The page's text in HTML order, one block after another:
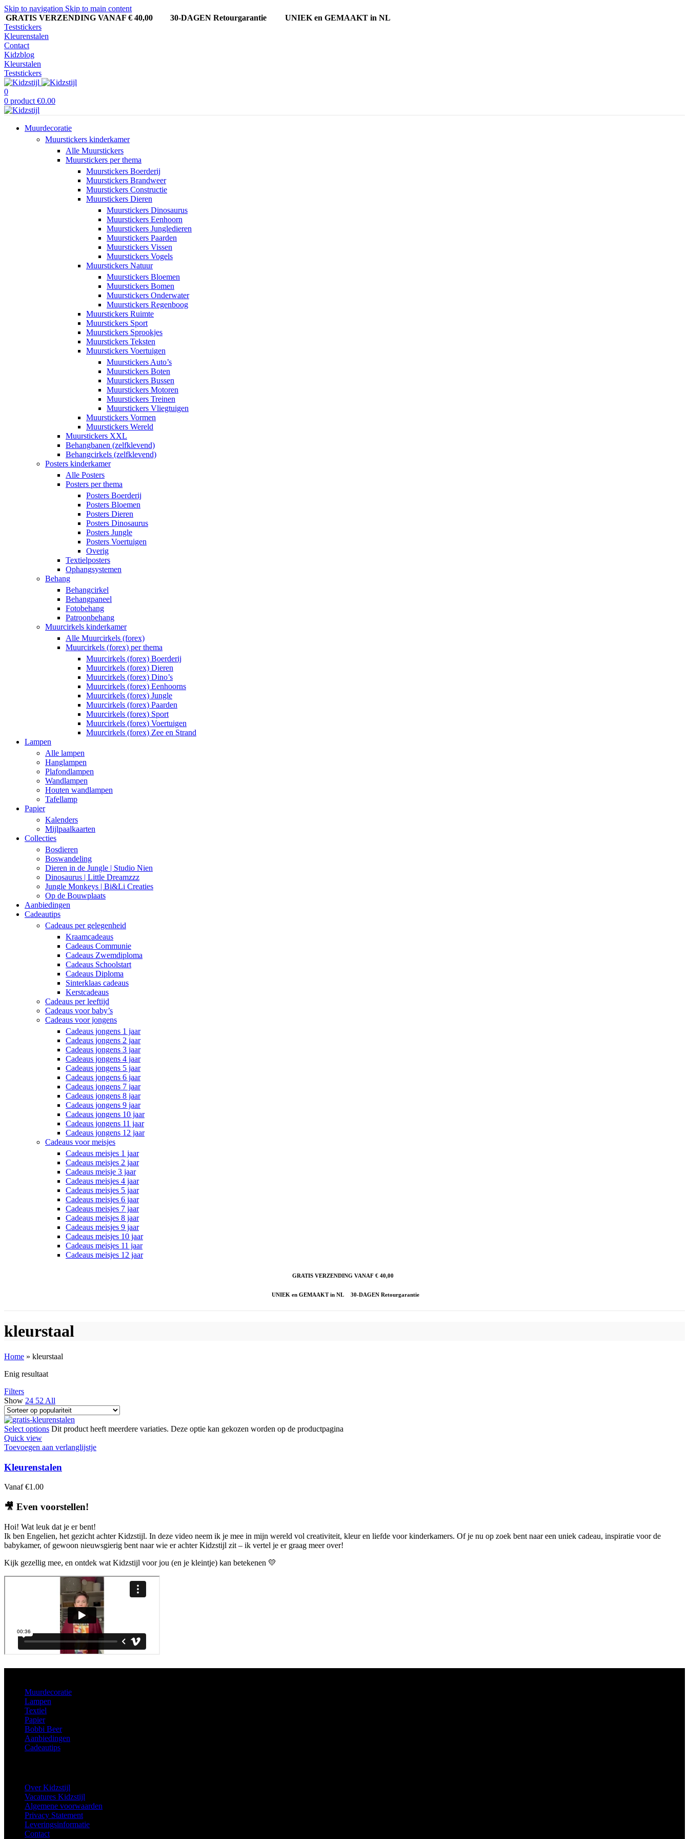
Skip to navigation Skip to main content
GRATIS VERZENDING VANAF € 40,00
30-DAGEN Retourgarantie UNIEK en GEMAAKT in NL
Teststickers
Kleurenstalen
Contact
Kidzblog
Kleurstalen
Teststickers
0
0 product €0.00
Muurdecoratie
Muurstickers kinderkamer
Alle Muurstickers
Muurstickers per thema
Muurstickers Boerderij
Muurstickers Brandweer
Muurstickers Constructie
Muurstickers Dieren
Muurstickers Dinosaurus
Muurstickers Eenhoorn
Muurstickers Jungledieren
Muurstickers Paarden
Muurstickers Vissen
Muurstickers Vogels
Muurstickers Natuur
Muurstickers Bloemen
Muurstickers Bomen
Muurstickers Onderwater
Muurstickers Regenboog
Muurstickers Ruimte
Muurstickers Sport
Muurstickers Sprookjes
Muurstickers Teksten
Muurstickers Voertuigen
Muurstickers Auto’s
Muurstickers Boten
Muurstickers Bussen
Muurstickers Motoren
Muurstickers Treinen
Muurstickers Vliegtuigen
Muurstickers Vormen
Muurstickers Wereld
Muurstickers XXL
Behangbanen (zelfklevend)
Behangcirkels (zelfklevend)
Posters kinderkamer
Alle Posters
Posters per thema
Posters Boerderij
Posters Bloemen
Posters Dieren
Posters Dinosaurus
Posters Jungle
Posters Voertuigen
Overig
Textielposters
Ophangsystemen
Behang
Behangcirkel
Behangpaneel
Fotobehang
Patroonbehang
Muurcirkels kinderkamer
Alle Muurcirkels (forex)
Muurcirkels (forex) per thema
Muurcirkels (forex) Boerderij
Muurcirkels (forex) Dieren
Muurcirkels (forex) Dino’s
Muurcirkels (forex) Eenhoorns
Muurcirkels (forex) Jungle
Muurcirkels (forex) Paarden
Muurcirkels (forex) Sport
Muurcirkels (forex) Voertuigen
Muurcirkels (forex) Zee en Strand
Lampen
Alle lampen
Hanglampen
Plafondlampen
Wandlampen
Houten wandlampen
Tafellamp
Papier
Kalenders
Mijlpaalkaarten
Collecties
Bosdieren
Boswandeling
Dieren in de Jungle | Studio Nien
Dinosaurus | Little Dreamzzz
Jungle Monkeys | Bi&Li Creaties
Op de Bouwplaats
Aanbiedingen
Cadeautips
Cadeaus per gelegenheid
Kraamcadeaus
Cadeaus Communie
Cadeaus Zwemdiploma
Cadeaus Schoolstart
Cadeaus Diploma
Sinterklaas cadeaus
Kerstcadeaus
Cadeaus per leeftijd
Cadeaus voor baby’s
Cadeaus voor jongens
Cadeaus jongens 1 jaar
Cadeaus jongens 2 jaar
Cadeaus jongens 3 jaar
Cadeaus jongens 4 jaar
Cadeaus jongens 5 jaar
Cadeaus jongens 6 jaar
Cadeaus jongens 7 jaar
Cadeaus jongens 8 jaar
Cadeaus jongens 9 jaar
Cadeaus jongens 10 jaar
Cadeaus jongens 11 jaar
Cadeaus jongens 12 jaar
Cadeaus voor meisjes
Cadeaus meisjes 1 jaar
Cadeaus meisjes 2 jaar
Cadeaus meisje 3 jaar
Cadeaus meisjes 4 jaar
Cadeaus meisjes 5 jaar
Cadeaus meisjes 6 jaar
Cadeaus meisjes 7 jaar
Cadeaus meisjes 8 jaar
Cadeaus meisjes 9 jaar
Cadeaus meisjes 10 jaar
Cadeaus meisjes 11 jaar
Cadeaus meisjes 12 jaar
GRATIS VERZENDING VANAF € 40,00
UNIEK en GEMAAKT in NL 30-DAGEN Retourgarantie
kleurstaal
Home » kleurstaal
Enig resultaat
Filters
Show 24 52 All
Select options Dit product heeft meerdere variaties. Deze optie kan gekozen worden op de productpagina
Quick view
Toevoegen aan verlanglijstje
Kleurenstalen
Vanaf €1.00
🎥 Even voorstellen!
Hoi! Wat leuk dat je er bent!
Ik ben Engelien, het gezicht achter Kidzstijl. In deze video neem ik je mee in mijn wereld vol creativiteit, kleur en liefde voor kinderkamers. Of je nu op zoek bent naar een uniek cadeau, inspiratie voor de
babykamer, of gewoon nieuwsgierig bent naar wie er achter Kidzstijl zit – ik vertel je er graag meer over!
Kijk gezellig mee, en ontdek wat Kidzstijl voor jou (en je kleintje) kan betekenen 💛
Muurdecoratie
Lampen
Textiel
Papier
Bobbi Beer
Aanbiedingen
Cadeautips
Over Kidzstijl
Vacatures Kidzstijl
Algemene voorwaarden
Privacy Statement
Leveringsinformatie
Contact